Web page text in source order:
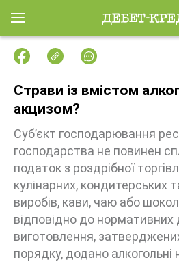
Страви із вмістом
акцизом?
Суб’єкт господарювання
господарства не повинен
податок з роздрібної
кулінарних, кондитерських
виробів, кави, чаю або
відповідно до нормативних
виготовлення,
порядку, додано алкогольні